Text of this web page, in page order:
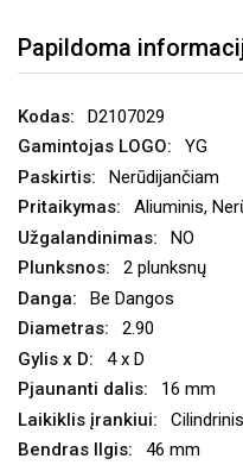
Papildoma
D2107029
YG
Nerūdijančiam
Aliuminis,
NO
2 plunksnų
Be Dangos
2.90
4 x D
16 mm
46 mm